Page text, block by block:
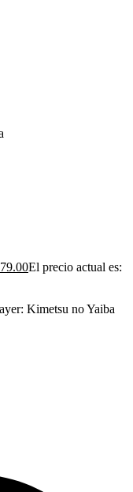
El precio actual es:
Kimetsu no Yaiba